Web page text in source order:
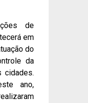
de
em
do
da
cidades.
ano,